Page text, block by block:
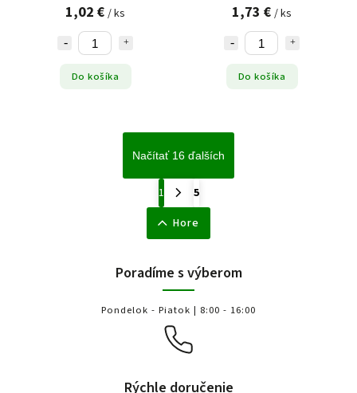
1,02 € / ks
Do košíka
1,73 € / ks
Do košíka
Načítať 16 ďalších
1
5
Hore
Poradíme s výberom
Pondelok - Piatok | 8:00 - 16:00
Rýchle doručenie